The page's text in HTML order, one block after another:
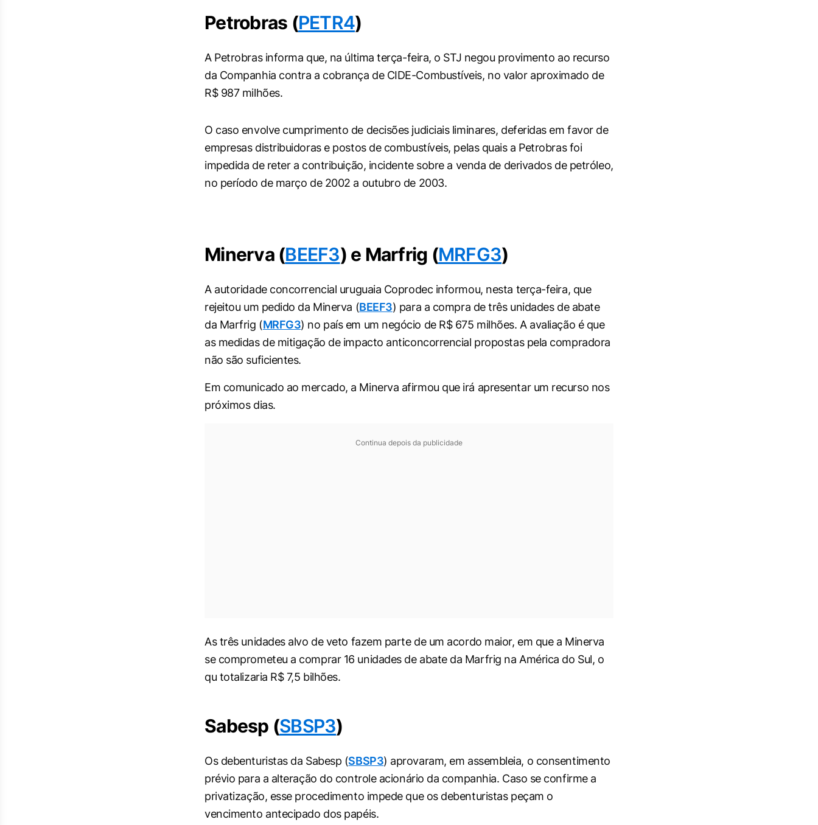
Petrobras (PETR4)
A Petrobras informa que, na última terça-feira, o STJ negou provimento ao recurso
da Companhia contra a cobrança de CIDE-Combustíveis, no valor aproximado de
R$ 987 milhões.
O caso envolve cumprimento de decisões judiciais liminares, deferidas em favor de
empresas distribuidoras e postos de combustíveis, pelas quais a Petrobras foi
impedida de reter a contribuição, incidente sobre a venda de derivados de petróleo,
no período de março de 2002 a outubro de 2003.
Minerva (BEEF3) e Marfrig (MRFG3)
A autoridade concorrencial uruguaia Coprodec informou, nesta terça-feira, que
rejeitou um pedido da Minerva (BEEF3) para a compra de três unidades de abate
da Marfrig (MRFG3) no país em um negócio de R$ 675 milhões. A avaliação é que
as medidas de mitigação de impacto anticoncorrencial propostas pela compradora
não são suficientes.
Em comunicado ao mercado, a Minerva afirmou que irá apresentar um recurso nos
próximos dias.
Continua depois da publicidade
As três unidades alvo de veto fazem parte de um acordo maior, em que a Minerva
se comprometeu a comprar 16 unidades de abate da Marfrig na América do Sul, o
qu totalizaria R$ 7,5 bilhões.
Sabesp (SBSP3)
Os debenturistas da Sabesp (SBSP3) aprovaram, em assembleia, o consentimento
prévio para a alteração do controle acionário da companhia. Caso se confirme a
privatização, esse procedimento impede que os debenturistas peçam o
vencimento antecipado dos papéis.